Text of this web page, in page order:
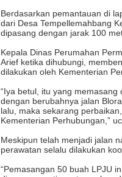
Berdasarkan pemantauan di
dari Desa Tempellemahbang
dipasang dengan jarak 100
Kepala Dinas Perumahan
Arief ketika dihubungi,
dilakukan oleh Kementerian
“Iya betul, itu yang
dengan berubahnya jalan
lalu, maka sekarang
Kementerian Perhubungan,”
Meskipun telah menjadi jalan
perawatan selalu dilakukan
“Pemasangan 50 buah LPJU